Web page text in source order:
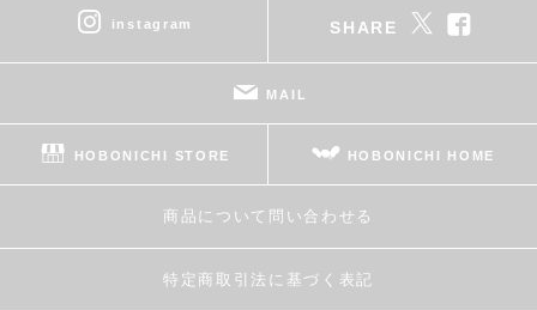
instagram SHARE
MAIL
HOBONICHI STORE HOBONICHI HOME
商品について問い合わせる
特定商取引法に基づく表記